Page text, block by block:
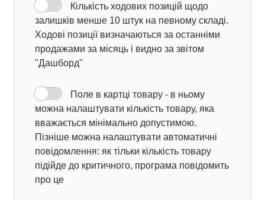
Кількість ходових позицій щодо
залишків менше 10 штук на певному складі.
Ходові позиції визначаються за останніми
продажами за місяць і видно за звітом
"Дашборд"
Поле в картці товару - в ньому
можна налаштувати кількість товару, яка
вважається мінімально допустимою.
Пізніше можна налаштувати автоматичні
повідомлення: як тільки кількість товару
підійде до критичного, програма повідомить
про це